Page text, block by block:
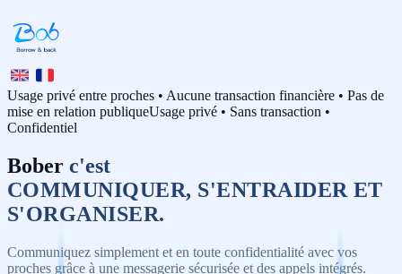
Usage privé entre proches • Aucune transaction financière • Pas de
mise en relation publiqueUsage privé • Sans transaction •
Confidentiel
Bober c'est
COMMUNIQUER, S'ENTRAIDER ET
S'ORGANISER.
Communiquez simplement et en toute confidentialité avec vos
proches grâce à une messagerie sécurisée et des appels intégrés.